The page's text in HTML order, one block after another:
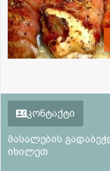
კონტაქტი
მასალების
იხილეთ